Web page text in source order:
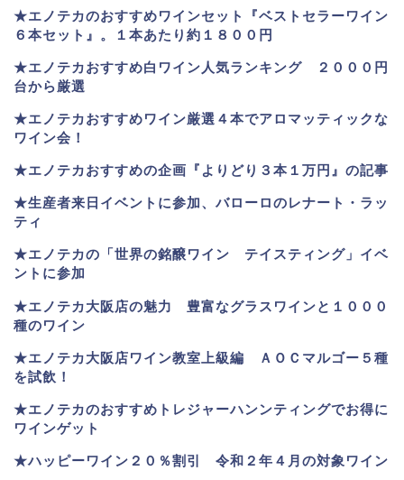
★エノテカのおすすめワインセット『ベストセラーワイン
６本セット』。
１本あたり約１８００円
★エノテカおすすめ白ワイン人気ランキング ２０００円
台から厳選
★エノテカおすすめワイン厳選４本でアロマッティックな
ワイン会！
★エノテカおすすめの企画『よりどり３本１万円』の記事
★生産者来日イベントに参加、バローロのレナート・ラッ
ティ
★エノテカの「世界の銘醸ワイン テイスティング」イベ
ントに参加
★エノテカ大阪店の魅力 豊富なグラスワインと１０００
種のワイン
★エノテカ大阪店ワイン教室上級編 ＡＯＣマルゴー５種
を試飲！
★エノテカのおすすめトレジャーハンンティングでお得に
ワインゲット
★ハッピーワイン２０％割引 令和２年４月の対象ワイン